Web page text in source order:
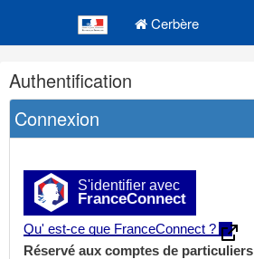
Cerbère
Navigation
et
outils
annexes
Authentification
Connexion
S'identifier avec
FranceConnect
Qu' est-ce que FranceConnect ?
Réservé aux comptes de particuliers